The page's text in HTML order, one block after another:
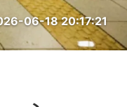
06-18 20:17:21